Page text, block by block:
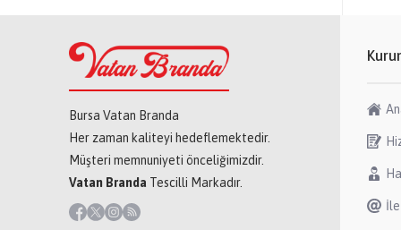
Bursa Vatan Branda
Her zaman kaliteyi hedeflemektedir.
Müşteri memnuniyeti önceliğimizdir.
Vatan Branda Tescilli Markadır.